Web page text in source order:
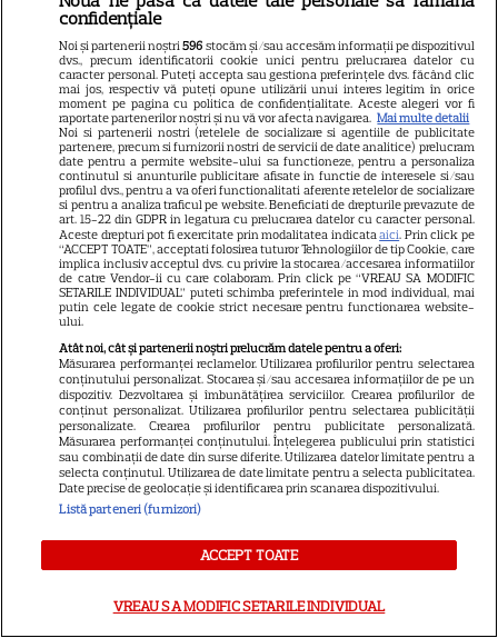
mare trend la noi în București:
padle tennis. Unde găsești
cele mai bune terenuri de
padel din oraș
CE ASCUNDE ultima CIFRA a
CNP-ului? Dacă ai 3 sau 8
însemană că...
confidențiale
Noi și partenerii noștri596 stocăm și/sau accesăm informații pe dispozitivul
dvs., precum identificatorii cookie unici pentru prelucrarea datelor cu
caracter personal. Puteți accepta sau gestiona preferințele dvs. făcând clic
mai jos, respectiv vă puteți opune utilizării unui interes legitim în orice
moment pe pagina cu politica de confidențialitate. Aceste alegeri vor fi
raportate partenerilor noștri și nu vă vor afecta navigarea. Mai multe detalii
Noi si partenerii nostri (retelele de socializare si agentiile de publicitate
partenere, precum si furnizorii nostri de servicii de date analitice) prelucram
date pentru a permite website-ului sa functioneze, pentru a personaliza
continutul si anunturile publicitare afisate in functie de interesele si/sau
profilul dvs., pentru a va oferi functionalitati aferente retelelor de socializare
si pentru a analiza traficul pe website. Beneficiati de drepturile prevazute de
art. 15-22 din GDPR in legatura cu prelucrarea datelor cu caracter personal.
Aceste drepturi pot fi exercitate prin modalitatea indicataaici. Prin click pe
“ACCEPT TOATE”, acceptati folosirea tuturor Tehnologiilor de tip Cookie, care
implica inclusiv acceptul dvs. cu privire la stocarea/accesarea informatiilor
de catre Vendor-ii cu care colaboram. Prin click pe “VREAU SA MODIFIC
SETARILE INDIVIDUAL” puteti schimba preferintele in mod individual, mai
putin cele legate de cookie strict necesare pentru functionarea website-
ului.
Atât noi, cât și partenerii noștri prelucrăm datele pentru a oferi:
Măsurarea performanței reclamelor. Utilizarea profilurilor pentru selectarea
conținutului personalizat. Stocarea și/sau accesarea informațiilor de pe un
dispozitiv. Dezvoltarea și îmbunătățirea serviciilor. Crearea profilurilor de
conținut personalizat. Utilizarea profilurilor pentru selectarea publicității
personalizate. Crearea profilurilor pentru publicitate personalizată.
Măsurarea performanței conținutului. Înțelegerea publicului prin statistici
sau combinații de date din surse diferite. Utilizarea datelor limitate pentru a
selecta conținutul. Utilizarea de date limitate pentru a selecta publicitatea.
Date precise de geolocație și identificarea prin scanarea dispozitivului.
Listă parteneri (furnizori)
ACCEPT TOATE
VREAU SA MODIFIC SETARILE INDIVIDUAL